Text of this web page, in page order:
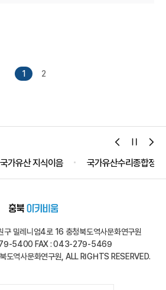
1 2
국가유산 지식이음 국가유산수리종합정보
밀레니엄4로 16 충청북도역사문화연구원
5400 FAX : 043-279-5469
역사문화연구원, ALL RIGHTS RESERVED.